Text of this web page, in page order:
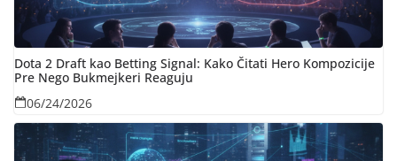
Dota 2 Draft kao Betting Signal: Kako Čitati Hero Kompozicije
Pre Nego Bukmejkeri Reaguju
06/24/2026